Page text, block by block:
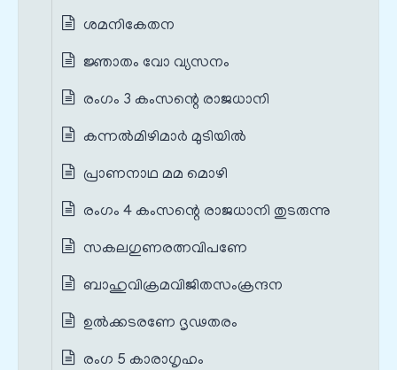
ശമനികേതന
ജ്ഞാതം വോ വ്യസനം
രംഗം 3 കംസന്റെ രാജധാനി
കന്നൽമിഴിമാർ മുടിയിൽ
പ്രാണനാഥ മമ മൊഴി
രംഗം 4 കംസന്റെ രാജധാനി തുടരുന്നു
സകലഗുണരത്നവിപണേ
ബാഹുവിക്രമവിജിതസംക്രന്ദന
ഉൽക്കടരണേ ദൃഢതരം
രംഗ 5 കാരാഗൃഹം